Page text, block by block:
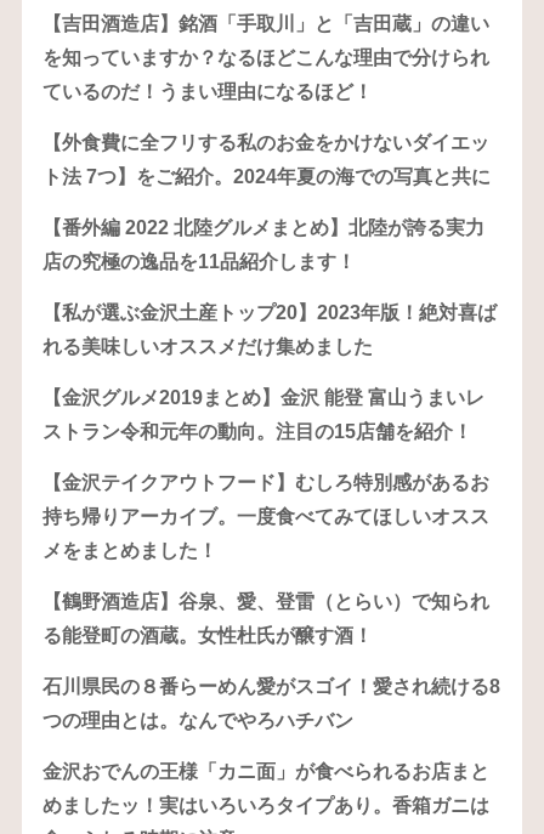
【吉田酒造店】銘酒「手取川」と「吉田蔵」の違い
を知っていますか？なるほどこんな理由で分けられ
ているのだ！うまい理由になるほど！
【外食費に全フリする私のお金をかけないダイエッ
ト法 7つ】をご紹介。2024年夏の海での写真と共に
【番外編 2022 北陸グルメまとめ】北陸が誇る実力
店の究極の逸品を11品紹介します！
【私が選ぶ金沢土産トップ20】2023年版！絶対喜ば
れる美味しいオススメだけ集めました
【金沢グルメ2019まとめ】金沢 能登 富山うまいレ
ストラン令和元年の動向。注目の15店舗を紹介！
【金沢テイクアウトフード】むしろ特別感があるお
持ち帰りアーカイブ。一度食べてみてほしいオスス
メをまとめました！
【鶴野酒造店】谷泉、愛、登雷（とらい）で知られ
る能登町の酒蔵。女性杜氏が醸す酒！
石川県民の８番らーめん愛がスゴイ！愛され続ける8
つの理由とは。なんでやろハチバン
金沢おでんの王様「カニ面」が食べられるお店まと
めましたッ！実はいろいろタイプあり。香箱ガニは